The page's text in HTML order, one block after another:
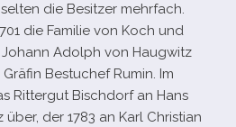
die Besitzer mehr­fach.
die Familie von Koch und
Johann Adolph von Haugwitz
Bestuchef Rumin. Im
Rittergut Bischdorf an Hans
der 1783 an Karl Christian